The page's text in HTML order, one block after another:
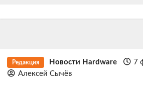
Редакция Новости Hardware
7
Алексей Сычёв